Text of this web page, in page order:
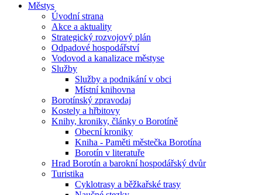
Městys
Úvodní strana
Akce a aktuality
Strategický rozvojový plán
Odpadové hospodářství
Vodovod a kanalizace městyse
Služby
Služby a podnikání v obci
Místní knihovna
Borotínský zpravodaj
Kostely a hřbitovy
Knihy, kroniky, články o Borotíně
Obecní kroniky
Kniha - Paměti městečka Borotína
Borotín v literatuře
Hrad Borotín a barokní hospodářský dvůr
Turistika
Cyklotrasy a běžkařské trasy